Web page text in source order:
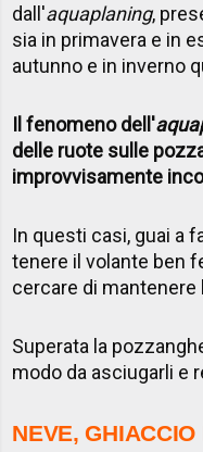
dall'aquaplaning,
sia in primavera e in
autunno e in inverno
Il fenomeno dell'
delle ruote sulle
improvvisamente
In questi casi, guai a
tenere il volante ben
cercare di mantenere
Superata la
modo da asciugarli e
NEVE,